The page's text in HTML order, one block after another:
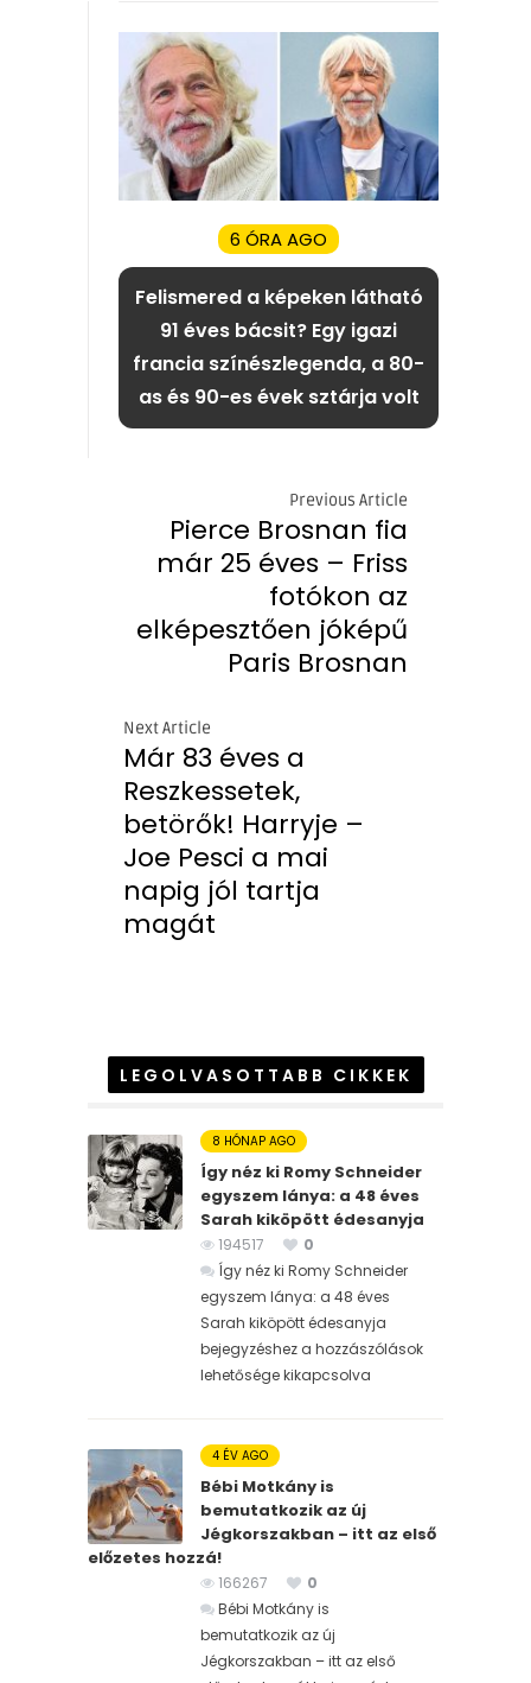
6 ÓRA AGO
Felismered a képeken látható
91 éves bácsit? Egy igazi
francia színészlegenda, a 80-
as és 90-es évek sztárja volt
Previous Article
Pierce Brosnan fia
már 25 éves – Friss
fotókon az
elképesztően jóképű
Paris Brosnan
Next Article
Már 83 éves a
Reszkessetek,
betörők! Harryje –
Joe Pesci a mai
napig jól tartja
magát
LEGOLVASOTTABB CIKKEK
8 HÓNAP AGO
Így néz ki Romy Schneider
egyszem lánya: a 48 éves
Sarah kiköpött édesanyja
194517
0
Így néz ki Romy Schneider
egyszem lánya: a 48 éves
Sarah kiköpött édesanyja
bejegyzéshez a hozzászólások
lehetősége kikapcsolva
4 ÉV AGO
Bébi Motkány is
bemutatkozik az új
Jégkorszakban – itt az első
előzetes hozzá!
166267
0
Bébi Motkány is
bemutatkozik az új
Jégkorszakban – itt az első